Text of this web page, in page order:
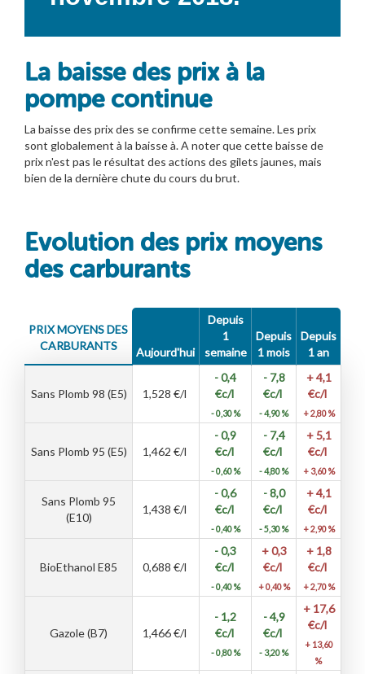
La baisse des prix à la
pompe continue
La baisse des prix des se confirme cette semaine. Les prix
sont globalement à la baisse à. A noter que cette baisse de
prix n'est pas le résultat des actions des gilets jaunes, mais
bien de la dernière chute du cours du brut.
Evolution des prix moyens
des carburants
PRIX MOYENS DES
CARBURANTS
Aujourd'hui
Depuis
1
semaine
Depuis
1 mois
Depuis
1 an
Sans Plomb 98 (E5) 1,528 €/l
- 0,4
€c/l
- 0,30 %
- 7,8
€c/l
- 4,90 %
+ 4,1
€c/l
+ 2,80 %
Sans Plomb 95 (E5) 1,462 €/l
- 0,9
€c/l
- 0,60 %
- 7,4
€c/l
- 4,80 %
+ 5,1
€c/l
+ 3,60 %
Sans Plomb 95
(E10)
1,438 €/l
- 0,6
€c/l
- 0,40 %
- 8,0
€c/l
- 5,30 %
+ 4,1
€c/l
+ 2,90 %
BioEthanol E85 0,688 €/l
- 0,3
€c/l
- 0,40 %
+ 0,3
€c/l
+ 0,40 %
+ 1,8
€c/l
+ 2,70 %
Gazole (B7) 1,466€/l
- 1,2
€c/l
- 0,80 %
- 4,9
€c/l
- 3,20 %
+ 17,6
€c/l
+ 13,60
%